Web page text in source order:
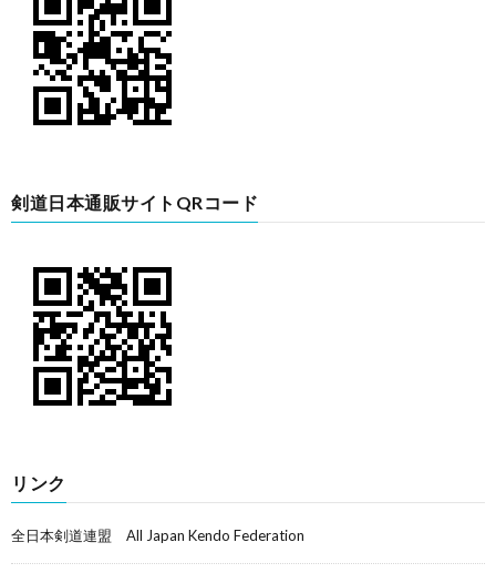
剣道日本通販サイトQRコード
リンク
全日本剣道連盟 All Japan Kendo Federation